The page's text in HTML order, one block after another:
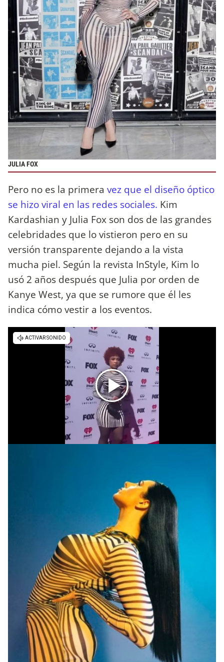
JULIA FOX
Pero no es la primera vez que el diseño óptico
se hizo viral en las redes sociales. Kim
Kardashian y Julia Fox son dos de las grandes
celebridades que lo vistieron pero en su
versión transparente dejando a la vista
mucha piel. Según la revista InStyle, Kim lo
usó 2 años después que Julia por orden de
Kanye West, ya que se rumore que él les
indica cómo vestir a los eventos.